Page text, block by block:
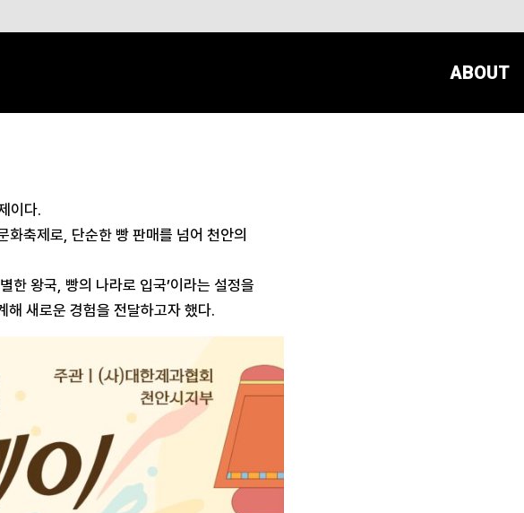
ABOUT
이다.
화축제로, 단순한 빵 판매를 넘어 천안의
한 왕국, 빵의 나라로 입국’이라는 설정을
해 새로운 경험을 전달하고자 했다.